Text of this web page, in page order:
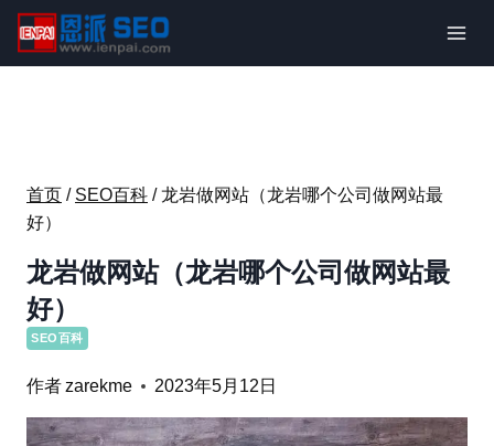
内
首页 / SEO百科 / 龙岩做网站（龙岩哪个公司做网站最
好）
龙岩做网站（龙岩哪个公司做网站最
好）
SEO百科
作者zarekme 2023年5月12日